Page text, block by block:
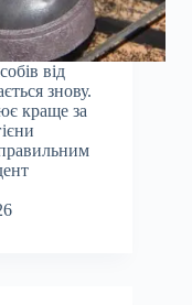
від
знову.
краще за